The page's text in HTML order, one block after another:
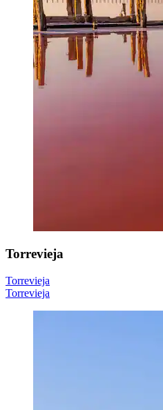
Torrevieja
Torrevieja
Torrevieja